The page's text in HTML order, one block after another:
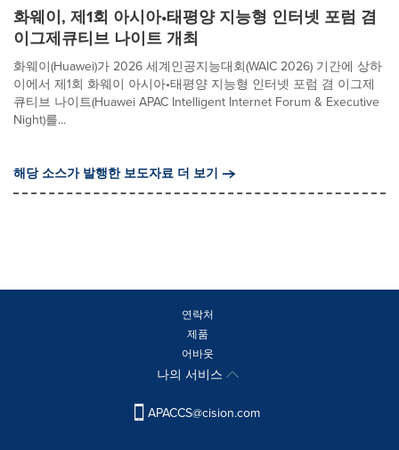
화웨이, 제1회 아시아•태평양 지능형 인터넷 포럼 겸
이그제큐티브 나이트 개최
화웨이(Huawei)가 2026 세계인공지능대회(WAIC 2026) 기간에 상하
이에서 제1회 화웨이 아시아•태평양 지능형 인터넷 포럼 겸 이그제
큐티브 나이트(Huawei APAC Intelligent Internet Forum & Executive
Night)를...
해당 소스가 발행한 보도자료 더 보기
연락처
제품
어바웃
나의 서비스
APACCS@cision.com